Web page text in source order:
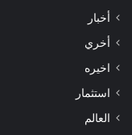
أخبار
أخري
اخيره
استثمار
العالم